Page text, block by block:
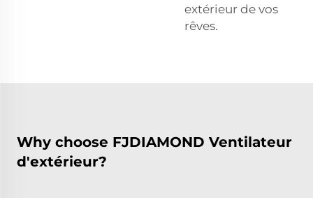
extérieur de vos
rêves.
Why choose FJDIAMOND Ventilateur
d'extérieur?